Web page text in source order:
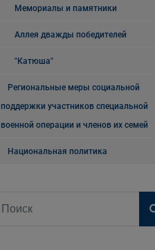
Мемориалы и памятники
Аллея дважды победителей
"Катюша"
Региональные меры социальной
поддержки участников специальной
военной операции и членов их семей
Национальная политика